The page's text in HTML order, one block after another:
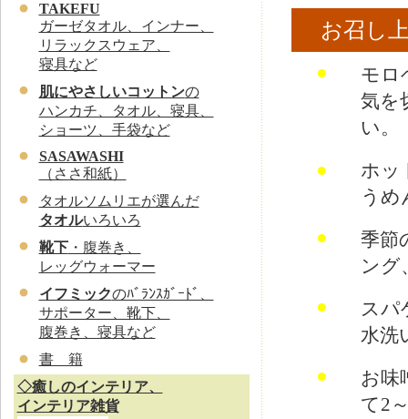
TAKEFU
ガーゼタオル、インナー、
リラックスウェア、
寝具など
肌にやさしいコットンの
ハンカチ、タオル、寝具、
ショーツ、手袋など
SASAWASHI
（ささ和紙）
タオルソムリエが選んだ
タオルいろいろ
靴下・腹巻き、
レッグウォーマー
イフミックのﾊﾞﾗﾝｽｶﾞｰﾄﾞ、
サポーター、靴下、
腹巻き、寝具など
書 籍
◇癒しのインテリア、
インテリア雑貨
お召し
●
モロ
気を
い。
●
ホッ
うめ
●
季節
ング
●
スパ
水洗
●
お味
て2